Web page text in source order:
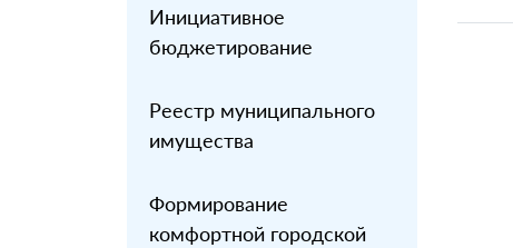
Инициативное
бюджетирование
Реестр муниципального
имущества
Формирование
комфортной городской